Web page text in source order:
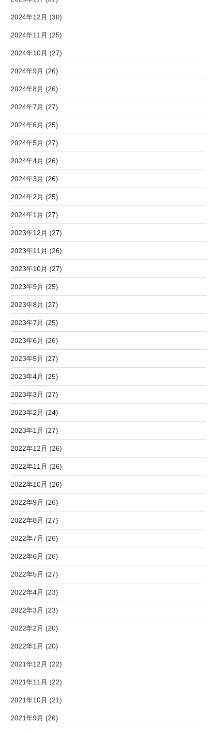
2024年12月 (30)
2024年11月 (25)
2024年10月 (27)
2024年9月 (26)
2024年8月 (26)
2024年7月 (27)
2024年6月 (25)
2024年5月 (27)
2024年4月 (26)
2024年3月 (26)
2024年2月 (25)
2024年1月 (27)
2023年12月 (27)
2023年11月 (26)
2023年10月 (27)
2023年9月 (25)
2023年8月 (27)
2023年7月 (25)
2023年6月 (26)
2023年5月 (27)
2023年4月 (25)
2023年3月 (27)
2023年2月 (24)
2023年1月 (27)
2022年12月 (26)
2022年11月 (26)
2022年10月 (26)
2022年9月 (26)
2022年8月 (27)
2022年7月 (26)
2022年6月 (26)
2022年5月 (27)
2022年4月 (23)
2022年3月 (23)
2022年2月 (20)
2022年1月 (20)
2021年12月 (22)
2021年11月 (22)
2021年10月 (21)
2021年9月 (26)